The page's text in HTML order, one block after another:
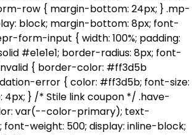
row { margin-bottom: 24px; } .mp-
block; margin-bottom: 8px; font-
form-input { width: 100%; padding:
#e1e1e1; border-radius: 8px; font-
{ border-color: #ff3d5b
error { color: #ff3d5b; font-size:
4px; } /* Stile link coupon */ .have-
var(--color-primary); text-
font-weight: 500; display: inline-block;